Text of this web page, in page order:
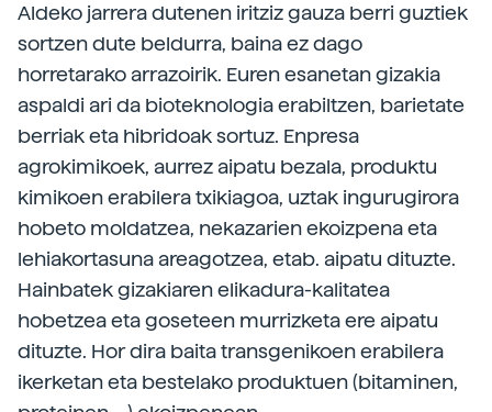
Aldeko jarrera dutenen iritziz gauza berri guztiek
sortzen dute beldurra, baina ez dago
horretarako arrazoirik. Euren esanetan gizakia
aspaldi ari da bioteknologia erabiltzen, barietate
berriak eta hibridoak sortuz. Enpresa
agrokimikoek, aurrez aipatu bezala, produktu
kimikoen erabilera txikiagoa, uztak ingurugirora
hobeto moldatzea, nekazarien ekoizpena eta
lehiakortasuna areagotzea, etab. aipatu dituzte.
Hainbatek gizakiaren elikadura-kalitatea
hobetzea eta goseteen murrizketa ere aipatu
dituzte. Hor dira baita transgenikoen erabilera
ikerketan eta bestelako produktuen (bitaminen,